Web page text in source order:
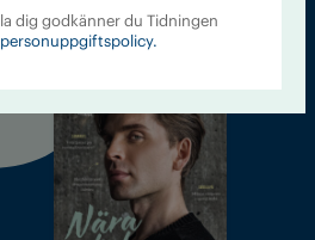
dig godkänner du Tidningen
personuppgiftspolicy.